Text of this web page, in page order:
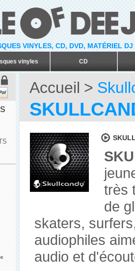
VINYLES, CD, DVD, MATÉRIEL
vinyles CD
Accueil >
très
de
skaters,
audiophiles
audio et